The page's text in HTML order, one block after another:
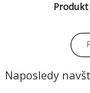
Naposledy